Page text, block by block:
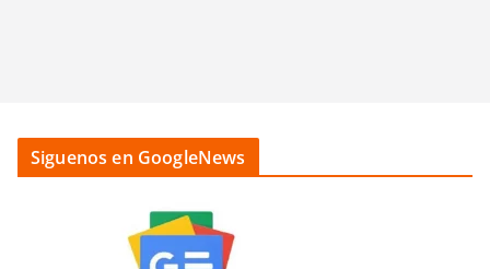
Siguenos en GoogleNews